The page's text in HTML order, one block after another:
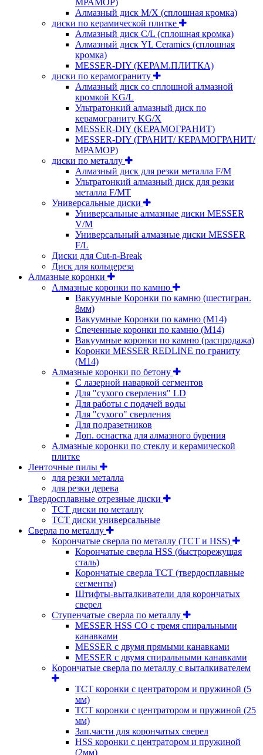
МРАМОР)
Алмазный диск M/X (сплошная кромка)
диски по керамической плитке
Алмазный диск C/L (сплошная кромка)
Алмазный диск YL Ceramics (сплошная
кромка)
MESSER-DIY (КЕРАМ.ПЛИТКА)
диски по керамограниту
Алмазный диск со сплошной алмазной
кромкой KG/L
Ультратонкий алмазный диск по
керамограниту KG/X
MESSER-DIY (КЕРАМОГРАНИТ)
MESSER-DIY (ГРАНИТ/ КЕРАМОГРАНИТ/
МРАМОР)
диски по металлу
Алмазный диск для резки металла F/M
Ультратонкий алмазный диск для резки
металла F/MT
Универсальные диски
Универсальные алмазные диски MESSER
V/M
Универсальный алмазные диски MESSER
F/L
Диски для Cut-n-Break
Диск для кольцереза
Алмазные коронки
Алмазные коронки по камню
Вакуумные Коронки по камню (шестигран.
8мм)
Вакуумные Коронки по камню (M14)
Спеченные коронки по камню (M14)
Вакуумные коронки по камню (распродажа)
Коронки MESSER REDLINE по граниту
(М14)
Алмазные коронки по бетону
С лазерной наваркой сегментов
Для "сухого сверления" LD
Для работы с подачей воды
Для "сухого" сверления
Для подразетников
Доп. оснастка для алмазного бурения
Алмазные коронки по стеклу и керамической
плитке
Ленточные пилы
для резки металла
для резки дерева
Твердосплавные отрезные диски
ТСТ диски по металлу
ТСТ диски универсальные
Сверла по металлу
Корончатые сверла по металлу (TCT и HSS)
Корончатые сверла HSS (быстрорежущая
сталь)
Корончатые сверла TCT (твердосплавные
сегменты)
Штифты-выталкиватели для корончатых
сверел
Ступенчатые сверла по металлу
MESSER HSS CО с тремя спиральными
канавками
MESSER с двумя прямыми канавками
MESSER с двумя спиральными канавками
Корончатые сверла по металлу c выталкивателем
ТСТ коронки с центратором и пружиной (5
мм)
ТСТ коронки с центратором и пружиной (25
мм)
Зап.части для корончатых сверел
HSS коронки с центратором и пружиной
(2мм)